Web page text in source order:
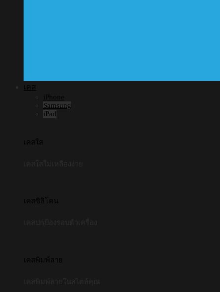
เคส
iPhone
Samsung
iPad
เคสใส
เคสซิลิโคน
เคสพิมพ์ลาย